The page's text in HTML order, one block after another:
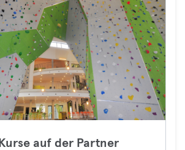
Kurse auf der Partner